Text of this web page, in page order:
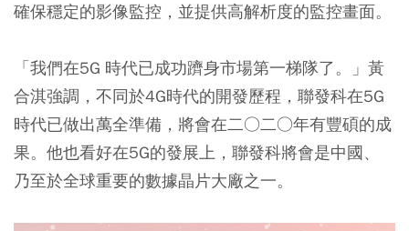
確保穩定的影像監控，並提供高解析度的監控畫面。
「我們在5G 時代已成功躋身市場第一梯隊了。」黃
合淇強調，不同於4G時代的開發歷程，聯發科在5G
時代已做出萬全準備，將會在二○二○年有豐碩的成
果。他也看好在5G的發展上，聯發科將會是中國、
乃至於全球重要的數據晶片大廠之一。